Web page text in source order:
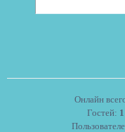
Онлайн
Гостей: 1